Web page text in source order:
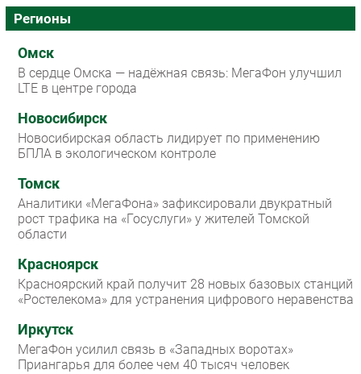
Регионы
Омск
В сердце Омска — надёжная связь: МегаФон улучшил
LTE в центре города
Новосибирск
Новосибирская область лидирует по применению
БПЛА в экологическом контроле
Томск
Аналитики «МегаФона» зафиксировали двукратный
рост трафика на «Госуслуги» у жителей Томской
области
Красноярск
Красноярский край получит 28 новых базовых станций
«Ростелекома» для устранения цифрового неравенства
Иркутск
МегаФон усилил связь в «Западных воротах»
Приангарья для более чем 40 тысяч человек